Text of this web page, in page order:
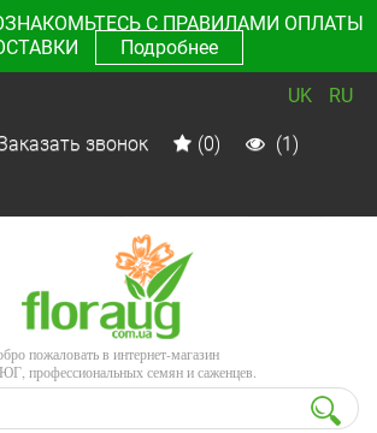
С ПРАВИЛАМИ ОПЛАТЫ
Подробнее
UK RU
звонок (0) (1)
пожаловать в интернет-магазин
профессиональных семян и саженцев.